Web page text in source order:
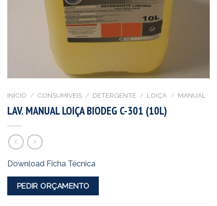
INÍCIO / CONSUMÍVEIS / DETERGENTE / LOIÇA / MANUAL
LAV. MANUAL LOIÇA BIODEG C-301 (10L)
Download Ficha Técnica
PEDIR ORÇAMENTO